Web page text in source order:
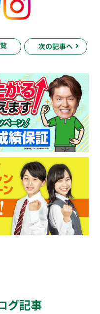
次の記事へ
グ記事